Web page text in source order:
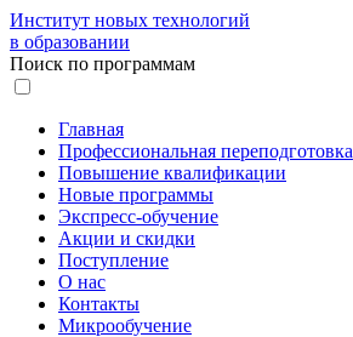
Институт новых технологий
в образовании
Поиск по программам
Главная
Профессиональная переподготовка
Повышение квалификации
Новые программы
Экспресс-обучение
Акции и скидки
Поступление
О нас
Контакты
Микрообучение